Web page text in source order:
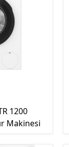
1200
Makinesi